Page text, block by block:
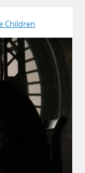
Children